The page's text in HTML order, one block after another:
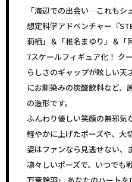
「海辺での出会い…これもシ
想定科学アドベンチャー『
莉栖」＆「椎名まゆり」＆「
7スケールフィギュア化！ ク
らしさのギャップが眩しい天
にお馴染みの炭酸飲料など、
の造形です。
ふんわり優しい笑顔の無邪気
軽やかに上げたポーズや、大
姿はファンなら見逃せない、
凛々しいポーズで、いつでも
万音鈴羽」 あなたのハート